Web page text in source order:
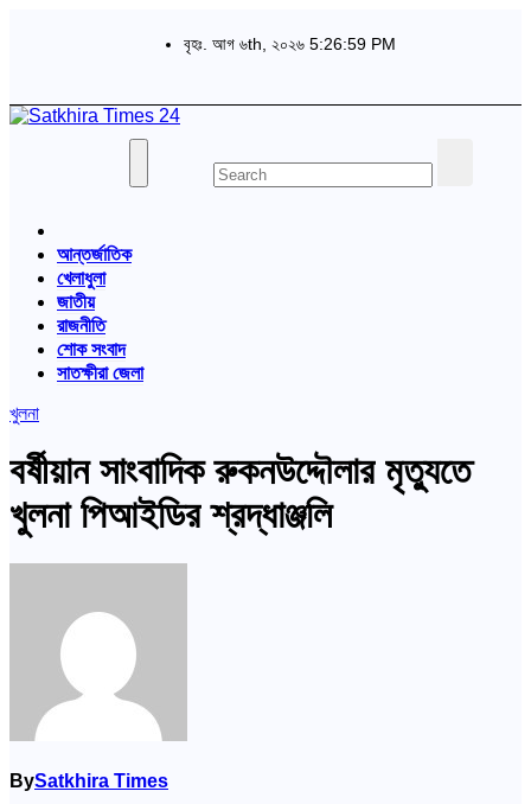
বৃহঃ. আগ ৬th, ২০২৬ 5:26:59 PM
Satkhira Times 24
আন্তর্জাতিক
খেলাধুলা
জাতীয়
রাজনীতি
শোক সংবাদ
সাতক্ষীরা জেলা
খুলনা
বর্ষীয়ান সাংবাদিক রুকনউদ্দৌলার মৃত্যুতে
খুলনা পিআইডির শ্রদ্ধাঞ্জলি
BySatkhira Times